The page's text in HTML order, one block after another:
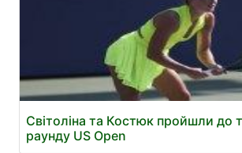
Світоліна та Костюк пройшли до
раунду US Open